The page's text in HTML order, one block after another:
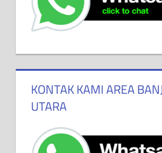
KONTAK KAMI AREA
UTARA